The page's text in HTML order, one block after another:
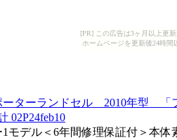
[PR] この広告は3ヶ月以上更
ホームページを更新後24時間
ーターランドセル 2010年型
02P24feb10
モデル＜6年間修理保証付＞本